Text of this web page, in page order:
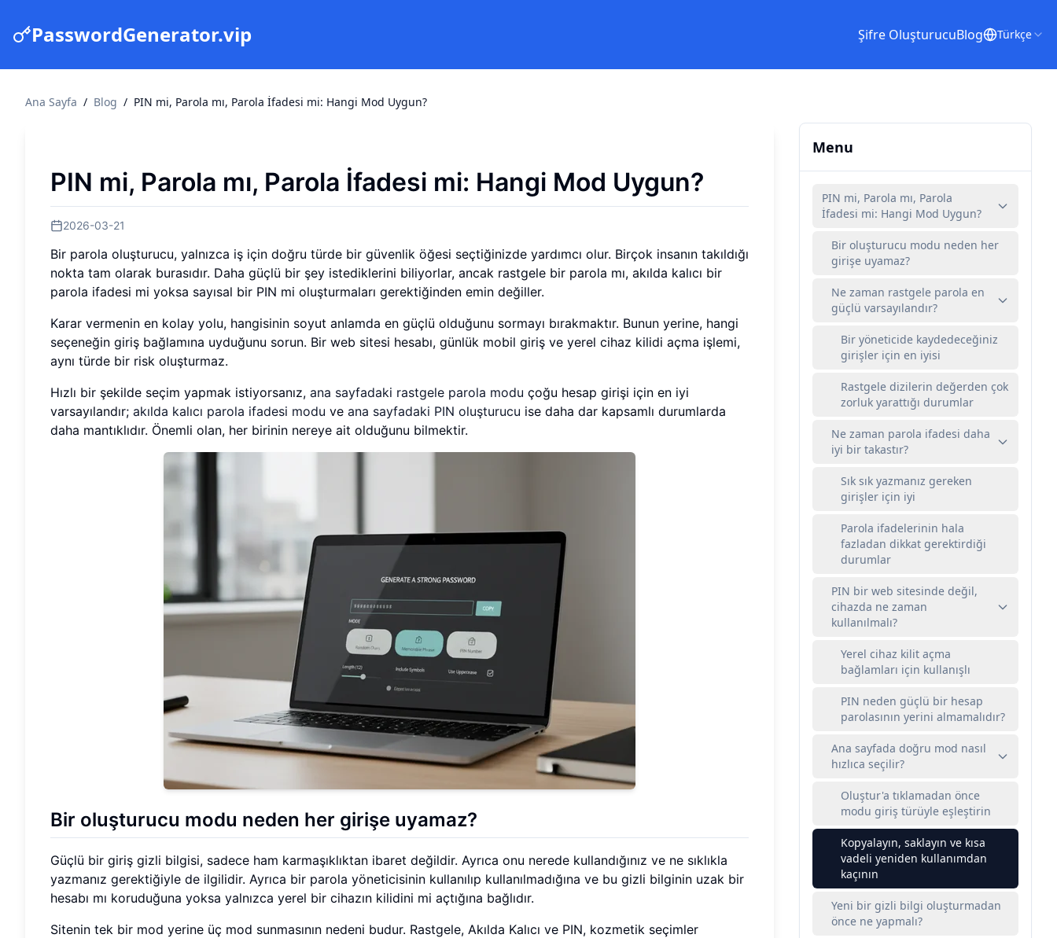
PasswordGenerator.vip Şifre OluşturucuBlog Türkçe
Ana Sayfa / Blog / PIN mi, Parola mı, Parola İfadesi mi: Hangi Mod Uygun?
PIN mi, Parola mı, Parola İfadesi mi: Hangi Mod Uygun?
2026-03-21
Bir parola oluşturucu, yalnızca iş için doğru türde bir güvenlik öğesi seçtiğinizde yardımcı olur. Birçok insanın takıldığı
nokta tam olarak burasıdır. Daha güçlü bir şey istediklerini biliyorlar, ancak rastgele bir parola mı, akılda kalıcı bir
parola ifadesi mi yoksa sayısal bir PIN mi oluşturmaları gerektiğinden emin değiller.
Karar vermenin en kolay yolu, hangisinin soyut anlamda en güçlü olduğunu sormayı bırakmaktır. Bunun yerine, hangi
seçeneğin giriş bağlamına uyduğunu sorun. Bir web sitesi hesabı, günlük mobil giriş ve yerel cihaz kilidi açma işlemi,
aynı türde bir risk oluşturmaz.
Hızlı bir şekilde seçim yapmak istiyorsanız, ana sayfadaki rastgele parola modu çoğu hesap girişi için en iyi
varsayılandır; akılda kalıcı parola ifadesi modu ve ana sayfadaki PIN oluşturucu ise daha dar kapsamlı durumlarda
daha mantıklıdır. Önemli olan, her birinin nereye ait olduğunu bilmektir.
Bir oluşturucu modu neden her girişe uyamaz?
Güçlü bir giriş gizli bilgisi, sadece ham karmaşıklıktan ibaret değildir. Ayrıca onu nerede kullandığınız ve ne sıklıkla
yazmanız gerektiğiyle de ilgilidir. Ayrıca bir parola yöneticisinin kullanılıp kullanılmadığına ve bu gizli bilginin uzak bir
hesabı mı koruduğuna yoksa yalnızca yerel bir cihazın kilidini mi açtığına bağlıdır.
Sitenin tek bir mod yerine üç mod sunmasının nedeni budur. Rastgele, Akılda Kalıcı ve PIN, kozmetik seçimler
Menu
PIN mi, Parola mı, Parola
İfadesi mi: Hangi Mod Uygun?
Bir oluşturucu modu neden her
girişe uyamaz?
Ne zaman rastgele parola en
güçlü varsayılandır?
Bir yöneticide kaydedeceğiniz
girişler için en iyisi
Rastgele dizilerin değerden çok
zorluk yarattığı durumlar
Ne zaman parola ifadesi daha
iyi bir takastır?
Sık sık yazmanız gereken
girişler için iyi
Parola ifadelerinin hala
fazladan dikkat gerektirdiği
durumlar
PIN bir web sitesinde değil,
cihazda ne zaman
kullanılmalı?
Yerel cihaz kilit açma
bağlamları için kullanışlı
PIN neden güçlü bir hesap
parolasının yerini almamalıdır?
Ana sayfada doğru mod nasıl
hızlıca seçilir?
Oluştur'a tıklamadan önce
modu giriş türüyle eşleştirin
Kopyalayın, saklayın ve kısa
vadeli yeniden kullanımdan
kaçının
Yeni bir gizli bilgi oluşturmadan
önce ne yapmalı?